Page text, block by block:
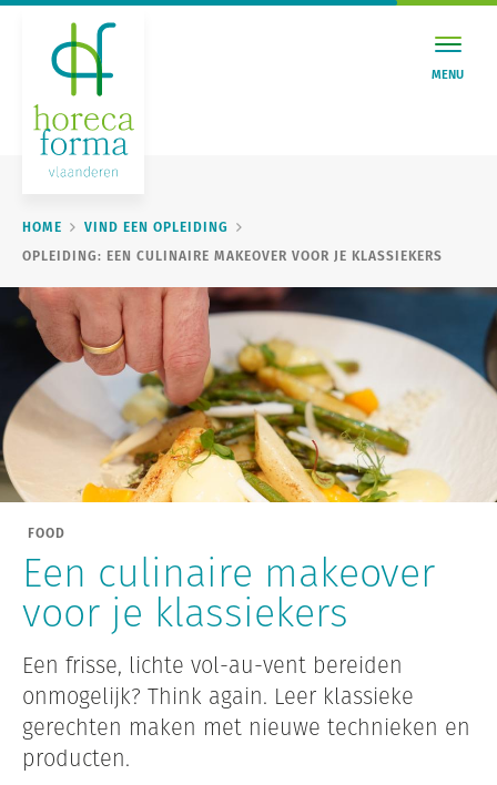
MENU
HOME
VIND EEN OPLEIDING
OPLEIDING: EEN CULINAIRE MAKEOVER VOOR JE KLASSIEKERS
FOOD
Een culinaire makeover
voor je klassiekers
Een frisse, lichte vol-au-vent bereiden
onmogelijk? Think again. Leer klassieke
gerechten maken met nieuwe technieken en
producten.